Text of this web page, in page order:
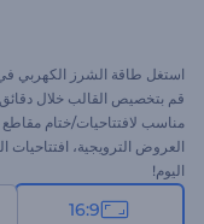
استغل طاقة الشرز الكهربي
قم بتخصيص القالب خلال دقائق
مناسب لافتتاحيات/ختام مقاطع
العروض الترويجية،
اليوم!
16:9